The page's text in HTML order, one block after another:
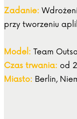
Zadanie:
przy tworzeniu
Model: Team
Czas trwania: od
Miasto: Berlin,